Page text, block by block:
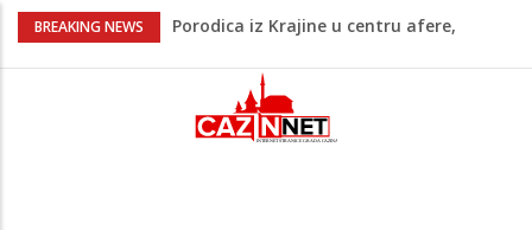
BREAKING NEWS
Porodica iz Krajine u centru afere,
Čestitka povodom Dana Grada Cazina
Velika Kladuša pod udarom požara:
Vatrogasci nadljudskim naporima